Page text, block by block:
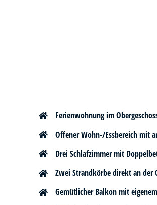
Ferienwohnung im
Offener Wohn-/Essbereich mit
Drei Schlafzimmer mit
Zwei Strandkörbe direkt an der
Gemütlicher Balkon mit